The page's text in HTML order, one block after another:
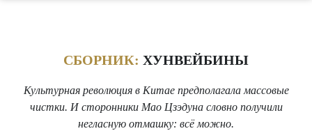
СБОРНИК: ХУНВЕЙБИНЫ
Культурная революция в Китае предполагала массовые
чистки. И сторонники Мао Цзэдуна словно получили
негласную отмашку: всё можно.